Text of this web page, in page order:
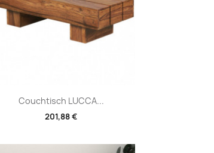
Couchtisch LUCCA...
201,88 €
Vorschau